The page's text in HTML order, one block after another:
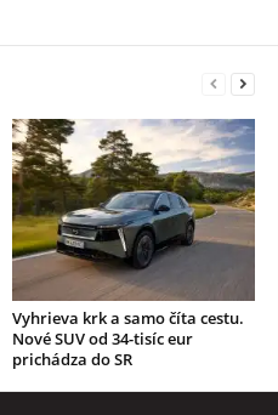
Vyhrieva krk a samo číta cestu.
Nové SUV od 34-tisíc eur
prichádza do SR